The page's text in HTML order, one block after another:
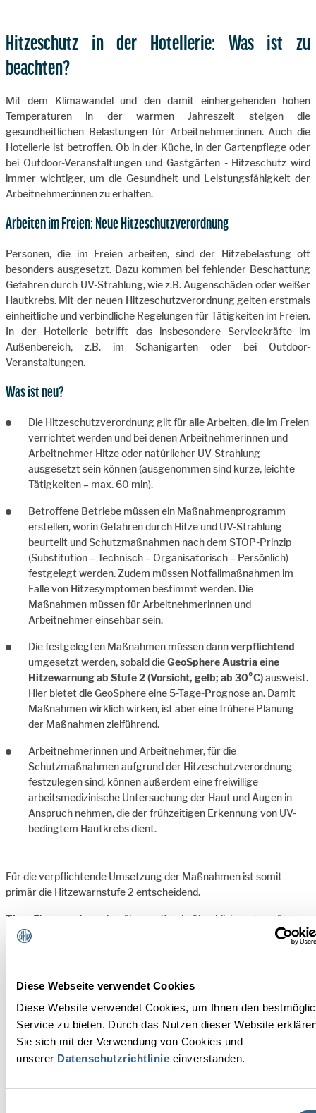
Diese Webseite verwendet Cookies
Diese Website verwendet Cookies, um Ihnen den
Service zu bieten. Durch das Nutzen dieser Website
Sie sich mit der Verwendung von Cookies und
unserer Datenschutzrichtlinie einverstanden.
Hitzeschutz in der Hotellerie: Was ist zu
beachten?
Mit dem Klimawandel und den damit einhergehenden hohen
Temperaturen in der warmen Jahreszeit steigen die
gesundheitlichen Belastungen für Arbeitnehmer:innen. Auch die
Hotellerie ist betroffen. Ob in der Küche, in der Gartenpflege oder
bei Outdoor-Veranstaltungen und Gastgärten - Hitzeschutz wird
immer wichtiger, um die Gesundheit und Leistungsfähigkeit der
Arbeitnehmer:innen zu erhalten.
Arbeiten im Freien: Neue Hitzeschutzverordnung
Personen, die im Freien arbeiten, sind der Hitzebelastung oft
besonders ausgesetzt. Dazu kommen bei fehlender Beschattung
Gefahren durch UV-Strahlung, wie z.B. Augenschäden oder weißer
Hautkrebs. Mit der neuen Hitzeschutzverordnung gelten erstmals
einheitliche und verbindliche Regelungen für Tätigkeiten im Freien.
In der Hotellerie betrifft das insbesondere Servicekräfte im
Außenbereich, z.B. im Schanigarten oder bei Outdoor-
Veranstaltungen.
Was ist neu?
Die Hitzeschutzverordnung gilt für alle Arbeiten, die im Freien
verrichtet werden und bei denen Arbeitnehmerinnen und
Arbeitnehmer Hitze oder natürlicher UV-Strahlung
ausgesetzt sein können (ausgenommen sind kurze, leichte
Tätigkeiten – max. 60 min).
Betroffene Betriebe müssen ein Maßnahmenprogramm
erstellen, worin Gefahren durch Hitze und UV-Strahlung
beurteilt und Schutzmaßnahmen nach dem STOP-Prinzip
(Substitution – Technisch – Organisatorisch – Persönlich)
festgelegt werden. Zudem müssen Notfallmaßnahmen im
Falle von Hitzesymptomen bestimmt werden. Die
Maßnahmen müssen für Arbeitnehmerinnen und
Arbeitnehmer einsehbar sein.
Die festgelegten Maßnahmen müssen dannverpflichtend
umgesetzt werden, sobald dieGeoSphere Austria eine
Hitzewarnung ab Stufe 2 (Vorsicht, gelb; ab 30°C)ausweist.
Hier bietet die GeoSphere eine 5-Tage-Prognose an. Damit
Maßnahmen wirklich wirken, ist aber eine frühere Planung
der Maßnahmen zielführend.
Arbeitnehmerinnen und Arbeitnehmer, für die
Schutzmaßnahmen aufgrund der Hitzeschutzverordnung
festzulegen sind, können außerdem eine freiwillige
arbeitsmedizinische Untersuchung der Haut und Augen in
Anspruch nehmen, die der frühzeitigen Erkennung von UV-
bedingtem Hautkrebs dient.
Für die verpflichtende Umsetzung der Maßnahmen ist somit
primär die Hitzewarnstufe 2 entscheidend.
Tipp:
Eine neue branchenübergreifende Checkliste unterstützt
bei der praxisgerechten Umsetzung der Hitzeschutzverordnung:
Link zur Geosphere Austria
Anmerkung des Autors: Punkte in der branchenübergreifenden
natürlich ignoriert werden.